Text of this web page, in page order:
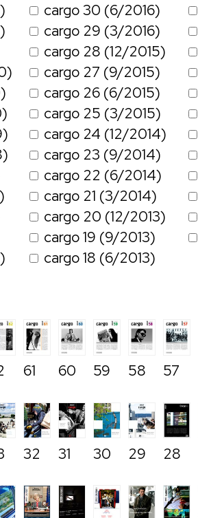
cargo 30 (6/2016)
cargo 29 (3/2016)
cargo 28 (12/2015)
cargo 27 (9/2015)
cargo 26 (6/2015)
cargo 25 (3/2015)
cargo 24 (12/2014)
cargo 23 (9/2014)
cargo 22 (6/2014)
cargo 21 (3/2014)
cargo 20 (12/2013)
cargo 19 (9/2013)
cargo 18 (6/2013)
61 60 59 58 57
32 31 30 29 28